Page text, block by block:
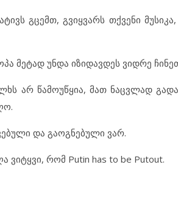
გცემთ, გვიყვარს თქვენი
მეტად უნდა იზიდავდეს ვიდრე
არ წამოუწყია, მათ ნაცვლად
და გაოგნებული ვარ.
ვიტყვი, რომ Putin has to be Putout.